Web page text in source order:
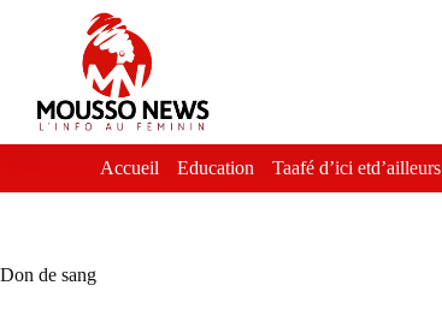
Accueil Education Taafé d’ici etd’ailleurs
Don de sang